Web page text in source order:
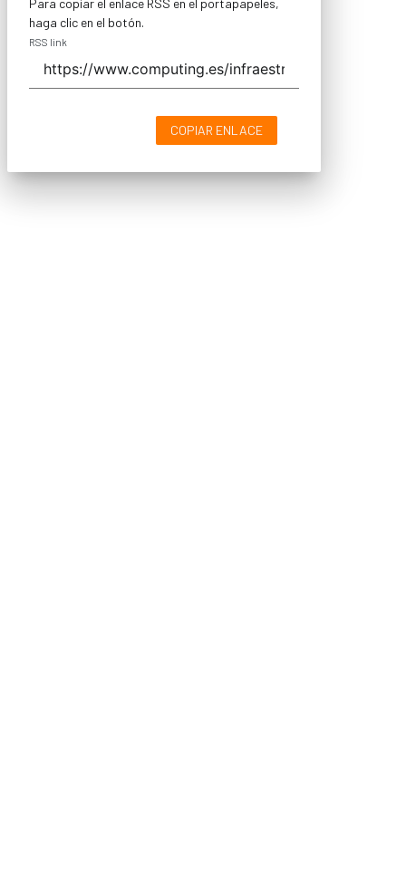
haga clic en el botón.
RSS link
COPIAR ENLACE